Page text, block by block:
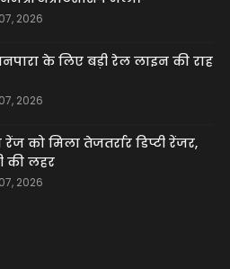
2026
के लिए बड़ी रेल लाइन की राह
2026
रेंज को मिला तेजतर्रार डिप्टी रेंजर,
की लहर
2026